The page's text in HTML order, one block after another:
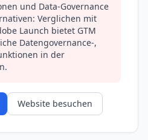
und Data-Governance
Verglichen mit
Launch bietet GTM
Datengovernance-,
in der
Website besuchen